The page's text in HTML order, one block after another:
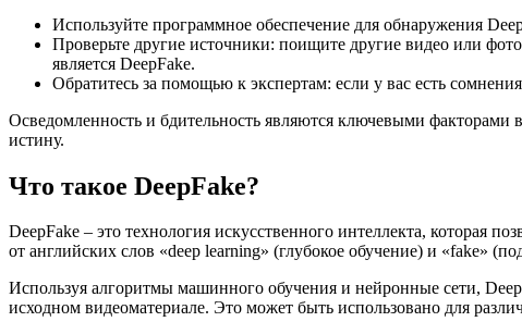
Используйте программное обеспечение для обнаружения
Проверьте другие источники: поищите другие видео или
является DeepFake.
Обратитесь за помощью к экспертам: если у вас есть
Осведомленность и бдительность являются ключевыми факторами
истину.
Что такое DeepFake?
DeepFake – это технология искусственного интеллекта, которая
от английских слов «deep learning» (глубокое обучение) и «fake»
Используя алгоритмы машинного обучения и нейронные сети,
исходном видеоматериале. Это может быть использовано для